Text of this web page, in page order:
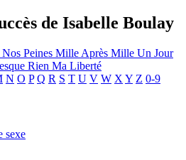
de Isabelle Boulay
Peines Mille Après Mille Un Jour
Rien Ma Liberté
N O P Q R S T U V W X Y Z 0-9
sexe